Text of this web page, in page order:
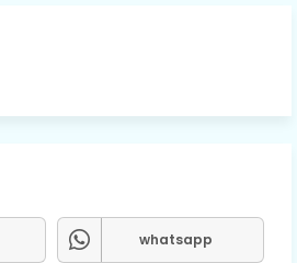
whatsapp